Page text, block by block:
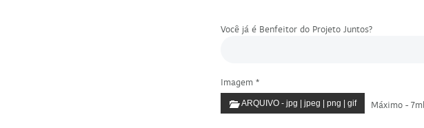
Você já é Benfeitor do Projeto Juntos?
Imagem *
ARQUIVO - jpg | jpeg | png | gif Máximo -